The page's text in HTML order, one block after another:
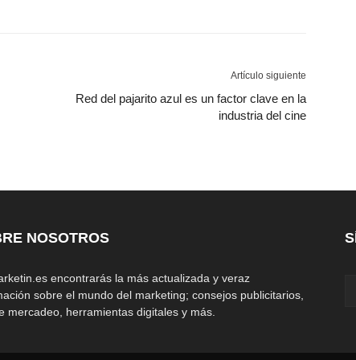
Artículo siguiente
Red del pajarito azul es un factor clave en la
industria del cine
NOSOTROS
encontrarás la más actualizada y veraz
sobre el mundo del marketing; consejos publicitarios,
mercadeo, herramientas digitales y más.